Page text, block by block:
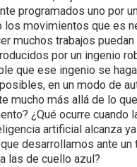
programados uno por
los movimientos que es
muchos trabajos
por un ingenio
que ese ingenio se
en un modo de
mucho más allá de lo
¿Qué ocurre cuando
artificial alcanza
desarrollamos ante un
las de cuello azul?